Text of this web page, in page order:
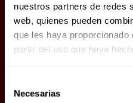
nuestros partners de redes
web, quienes pueden
que les haya proporcionado
partir del uso que haya
Necesarias
Custo